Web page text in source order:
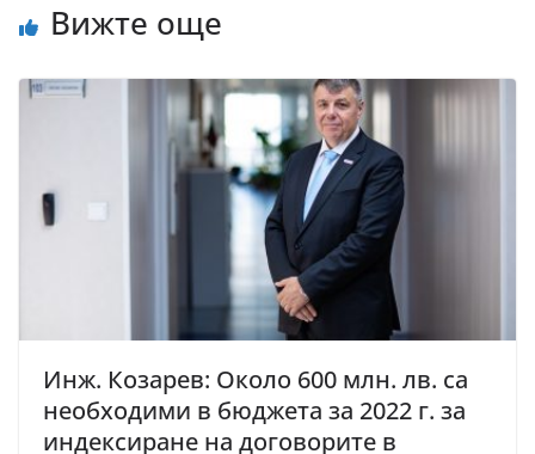
Вижте още
Инж. Козарев: Около 600 млн. лв. са
необходими в бюджета за 2022 г. за
индексиране на договорите в